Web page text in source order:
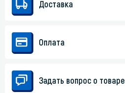
Доставка
Оплата
Задать вопрос о товаре